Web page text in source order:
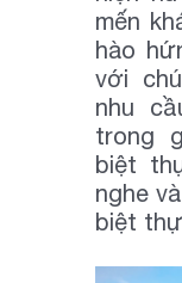
mến
hào
với
nhu
trong
biệt
nghe
biệt